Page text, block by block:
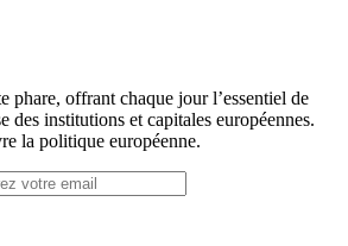
phare, offrant chaque jour l’essentiel de
des institutions et capitales européennes.
la politique européenne.